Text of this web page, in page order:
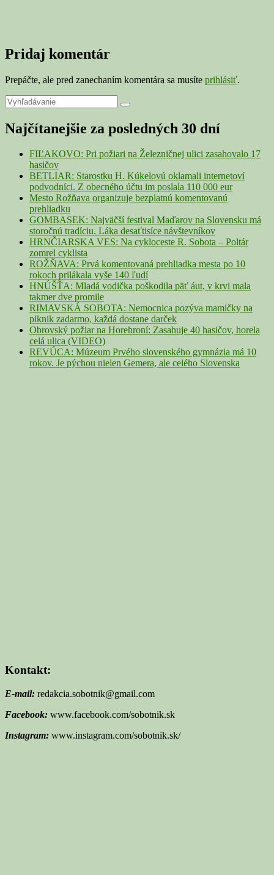
Pridaj komentár
Prepáčte, ale pred zanechaním komentára sa musíte prihlásiť.
Primary
Sidebar
Widget
Area
Search
for:
Search
Najčítanejšie za posledných 30 dní
FIĽAKOVO: Pri požiari na Železničnej ulici zasahovalo 17
hasičov
BETLIAR: Starostku H. Kúkelovú oklamali internetoví
podvodníci. Z obecného účtu im poslala 110 000 eur
Mesto Rožňava organizuje bezplatnú komentovanú
prehliadku
GOMBASEK: Najväčší festival Maďarov na Slovensku má
storočnú tradíciu. Láka desaťtisíce návštevníkov
HRNČIARSKA VES: Na cykloceste R. Sobota – Poltár
zomrel cyklista
ROŽŇAVA: Prvá komentovaná prehliadka mesta po 10
rokoch prilákala vyše 140 ľudí
HNÚŠŤA: Mladá vodička poškodila päť áut, v krvi mala
takmer dve promile
RIMAVSKÁ SOBOTA: Nemocnica pozýva mamičky na
piknik zadarmo, každá dostane darček
Obrovský požiar na Horehroní: Zasahuje 40 hasičov, horela
celá ulica (VIDEO)
REVÚCA: Múzeum Prvého slovenského gymnázia má 10
rokov. Je pýchou nielen Gemera, ale celého Slovenska
Kontakt:
E-mail: redakcia.sobotnik@gmail.com
Facebook: www.facebook.com/sobotnik.sk
Instagram: www.instagram.com/sobotnik.sk/